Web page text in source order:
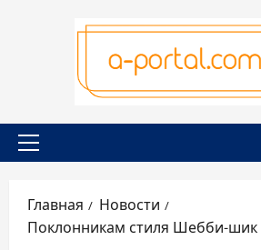
Основное
Главная
Новости
Поклонникам стиля Шебби-шик